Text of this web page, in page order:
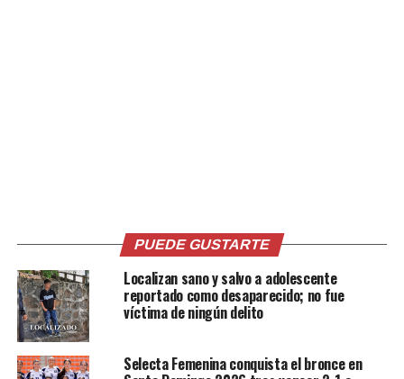
En «Nacionales»
Dos hombres son
PUEDE GUSTARTE
Localizan sano y salvo a adolescente
reportado como desaparecido; no fue
víctima de ningún delito
Selecta Femenina conquista el bronce en